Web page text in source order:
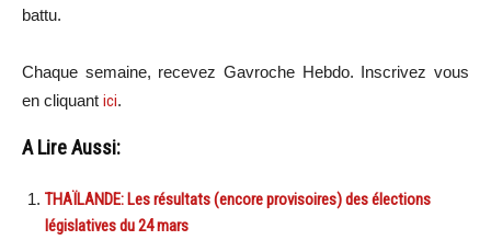
battu.
Chaque semaine, recevez Gavroche Hebdo. Inscrivez vous
en cliquant ici.
A Lire Aussi:
THAÏLANDE: Les résultats (encore provisoires) des élections
législatives du 24 mars